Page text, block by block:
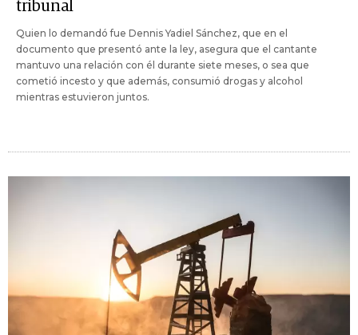
tribunal
Quien lo demandó fue Dennis Yadiel Sánchez, que en el
documento que presentó ante la ley, asegura que el cantante
mantuvo una relación con él durante siete meses, o sea que
cometió incesto y que además, consumió drogas y alcohol
mientras estuvieron juntos.